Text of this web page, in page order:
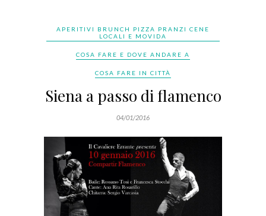
APERITIVI BRUNCH PIZZA PRANZI CENE
LOCALI E MOVIDA
COSA FARE E DOVE ANDARE A
COSA FARE IN CITTÀ
Siena a passo di flamenco
04/01/2016